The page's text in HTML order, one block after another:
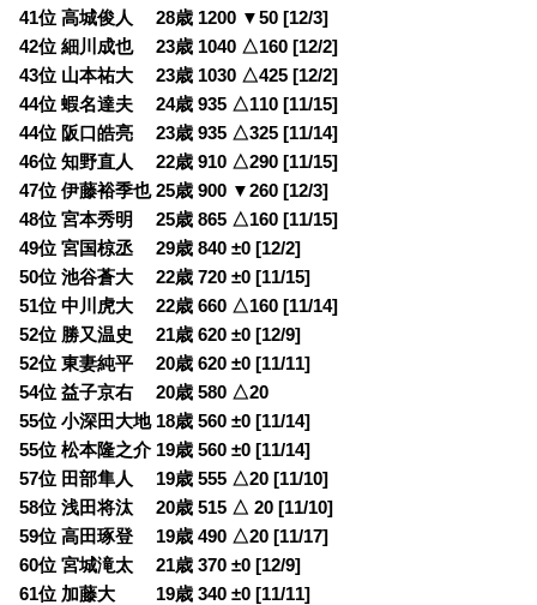
41位 高城俊人 28歳 1200 ▼50 [12/3]
42位 細川成也 23歳 1040 △160 [12/2]
43位 山本祐大 23歳 1030 △425 [12/2]
44位 蝦名達夫 24歳 935 △110 [11/15]
44位 阪口皓亮 23歳 935 △325 [11/14]
46位 知野直人 22歳 910 △290 [11/15]
47位 伊藤裕季也 25歳 900 ▼260 [12/3]
48位 宮本秀明 25歳 865 △160 [11/15]
49位 宮国椋丞 29歳 840 ±0 [12/2]
50位 池谷蒼大 22歳 720 ±0 [11/15]
51位 中川虎大 22歳 660 △160 [11/14]
52位 勝又温史 21歳 620 ±0 [12/9]
52位 東妻純平 20歳 620 ±0 [11/11]
54位 益子京右 20歳 580 △20
55位 小深田大地 18歳 560 ±0 [11/14]
55位 松本隆之介 19歳 560 ±0 [11/14]
57位 田部隼人 19歳 555 △20 [11/10]
58位 浅田将汰 20歳 515 △ 20 [11/10]
59位 高田琢登 19歳 490 △20 [11/17]
60位 宮城滝太 21歳 370 ±0 [12/9]
61位 加藤大 19歳 340 ±0 [11/11]